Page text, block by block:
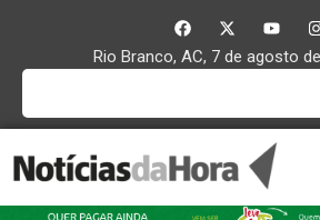
Rio Branco, AC, 7 de agosto